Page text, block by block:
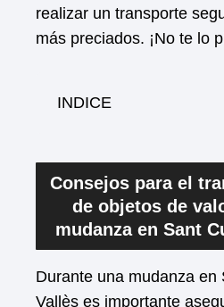
realizar un transporte
más preciados. ¡No te lo
INDICE
Consejos para el
de objetos de
mudanza en Sant
Durante una mudanza en
Vallès es importante